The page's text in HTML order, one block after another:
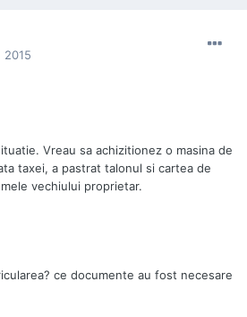
2015
Vreau sa achizitionez o masina de
taxei, a pastrat talonul si cartea de
vechiului proprietar.
ce documente au fost necesare